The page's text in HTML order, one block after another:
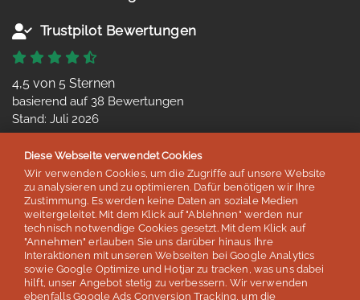
Trustpilot Bewertungen
4,5 von 5 Sternen
basierend auf 38 Bewertungen
Stand: Juli 2026
Google Bewertungen
4,8 von 5 Sternen
basierend auf 254 Bewertungen
Stand: Juli 2026
Top 5
Diese Webseite verwendet Cookies
Wir verwenden Cookies, um die Zugriffe auf unsere Website
zu analysieren und zu optimieren. Dafür benötigen wir Ihre
Zustimmung. Es werden keine Daten an soziale Medien
weitergeleitet. Mit dem Klick auf "Ablehnen" werden nur
technisch notwendige Cookies gesetzt. Mit dem Klick auf
"Annehmen" erlauben Sie uns darüber hinaus Ihre
Interaktionen mit unseren Webseiten bei Google Analytics
sowie Google Optimize und Hotjar zu tracken, was uns dabei
hilft, unser Angebot stetig zu verbessern. Wir verwenden
ebenfalls Google Ads Conversion Tracking, um die